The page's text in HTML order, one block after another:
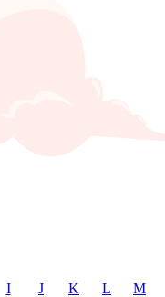
I J K L M